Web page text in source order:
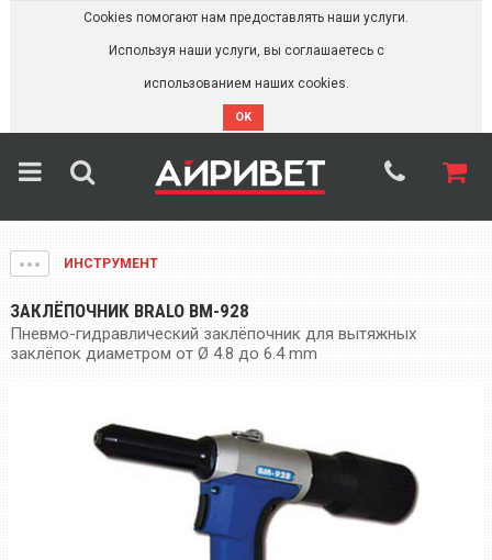
Cookies помогают нам предоставлять наши услуги.
Используя наши услуги, вы соглашаетесь с
использованием наших cookies.
OK
ИНСТРУМЕНТ
ЗАКЛЁПОЧНИК BRALO BM-928
Пневмо-гидравлический заклёпочник для вытяжных
заклёпок диаметром от Ø 4.8 до 6.4 mm